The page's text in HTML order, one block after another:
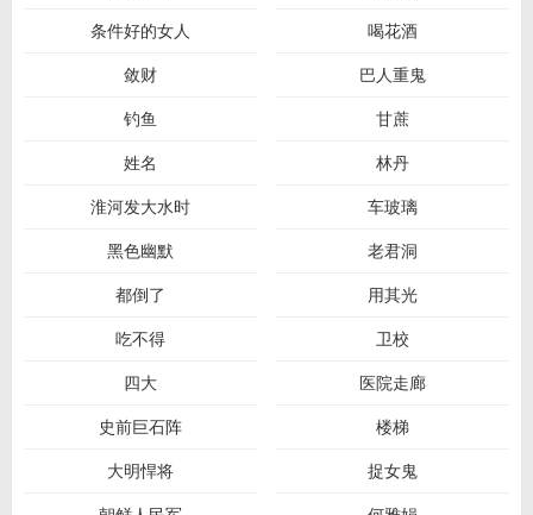
条件好的女人
喝花酒
敛财
巴人重鬼
钓鱼
甘蔗
姓名
林丹
淮河发大水时
车玻璃
黑色幽默
老君洞
都倒了
用其光
吃不得
卫校
四大
医院走廊
史前巨石阵
楼梯
大明悍将
捉女鬼